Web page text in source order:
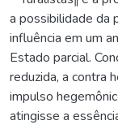
a possibilidade da
influência em um
Estado parcial.
reduzida, a contra
impulso
atingisse a